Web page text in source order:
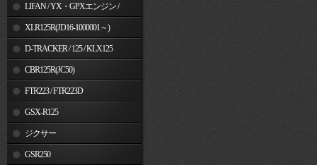
LIFAN / YX・GPXエンジン /
JinchengXLR125R(JD16-1000001～)
D-TRACKER / 125 / KLX125
CBR125R(JC50)
FTR223 / FTR223D
GSX-R125
ジクサー
GSR250